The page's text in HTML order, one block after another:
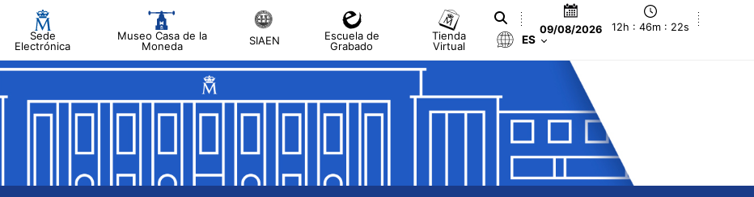
Sede
Electrónica
Museo Casa de la
Moneda
SIAEN
Escuela de
Grabado
Tienda
Virtual
09/08/2026 12h : 46m : 22s
ES